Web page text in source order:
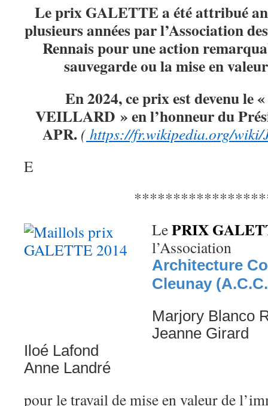
Le prix GALETTE a été attribué
plusieurs années par l’Association
Rennais pour une action
sauvegarde ou la mise en
En 2024, ce prix est devenu le
VEILLARD » en l’honneur du
APR. ( https://fr.wikipedia.org/wiki/
E
LePRIX
l’Association
Architecture
Cleunay
Marjory Blanco
Jeanne Girard
Iloé Lafond
Anne Landré
pour le travail de mise en valeur de